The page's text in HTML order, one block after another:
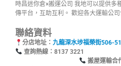
時昌迷你倉×搬運公司 我地可以提供
傳平台，互助互利。 歡迎各大運輸公
聯絡資料
分店地址： 九龍深水埗福榮街506-
查詢熱
搬屋運輸合